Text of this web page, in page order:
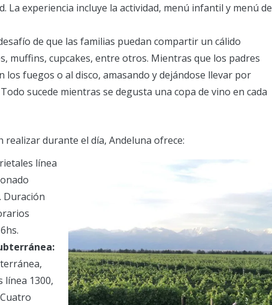
La experiencia incluye la actividad, menú infantil y menú de
de que las familias puedan compartir un cálido
muffins, cupcakes, entre otros. Mientras que los padres
los fuegos o al disco, amasando y dejándose llevar por
sucede mientras se degusta una copa de vino en cada
realizar durante el día, Andeluna ofrece:
línea
Duración
línea 1300,